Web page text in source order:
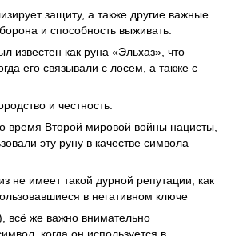
защиту, а также другие важные
и способность выживать.
известен как руна «Эльхаз», что
его связывали с лосем, а также с
и честность.
время Второй мировой войны нацисты,
эту руну в качестве символа
не имеет такой дурной репутации, как
в негативном ключе
всё же важно внимательно